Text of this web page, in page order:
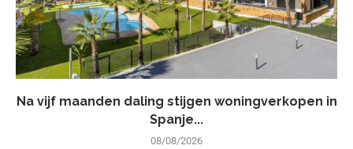
Na vijf maanden daling stijgen woningverkopen in
Spanje...
08/08/2026